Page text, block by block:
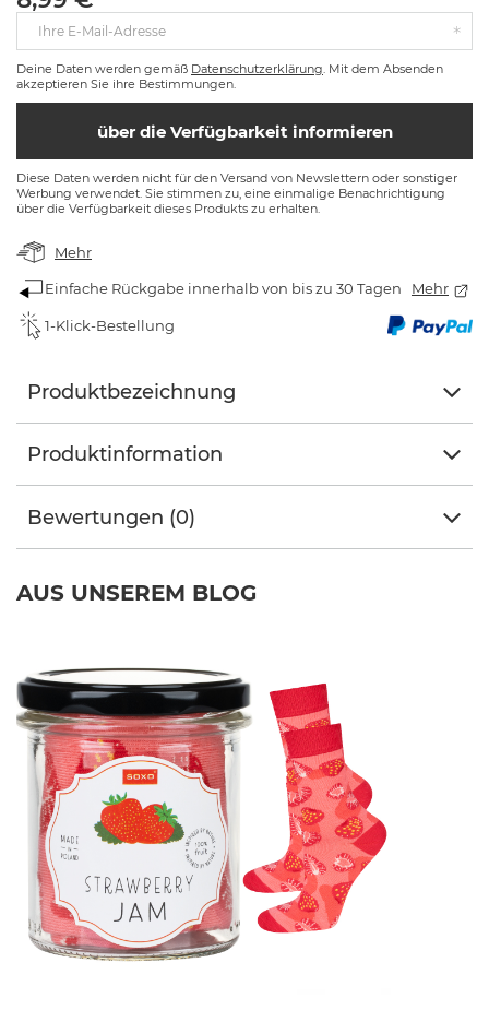
Ihre E-Mail-Adresse
Deine Daten werden gemäß Datenschutzerklärung. Mit dem Absenden
akzeptieren Sie ihre Bestimmungen.
über die Verfügbarkeit informieren
Diese Daten werden nicht für den Versand von Newslettern oder sonstiger
Werbung verwendet. Sie stimmen zu, eine einmalige Benachrichtigung
über die Verfügbarkeit dieses Produkts zu erhalten.
Mehr
Einfache Rückgabe innerhalb von bis zu 30 Tagen Mehr
1-Klick-Bestellung
Produktbezeichnung
Produktinformation
Bewertungen (0)
AUS UNSEREM BLOG